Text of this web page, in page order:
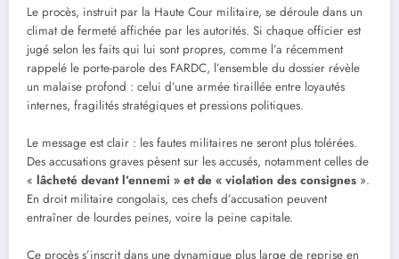
Le procès, instruit par la Haute Cour militaire, se déroule dans un
climat de fermeté affichée par les autorités. Si chaque officier est
jugé selon les faits qui lui sont propres, comme l’a récemment
rappelé le porte-parole des FARDC, l’ensemble du dossier révèle
un malaise profond : celui d’une armée tiraillée entre loyautés
internes, fragilités stratégiques et pressions politiques.
Le message est clair : les fautes militaires ne seront plus tolérées.
Des accusations graves pèsent sur les accusés, notamment celles de
« lâcheté devant l’ennemi » et de « violation des consignes ».
En droit militaire congolais, ces chefs d’accusation peuvent
entraîner de lourdes peines, voire la peine capitale.
Ce procès s’inscrit dans une dynamique plus large de reprise en